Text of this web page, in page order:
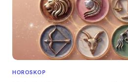
HOROSKOP